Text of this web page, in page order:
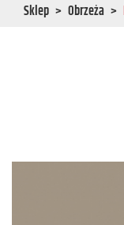
Sklep Obrzeża